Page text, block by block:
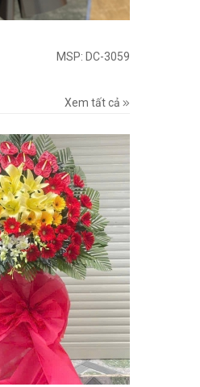
MSP: DC-3059
Mua ngay
Xem tất cả
Mua ngay